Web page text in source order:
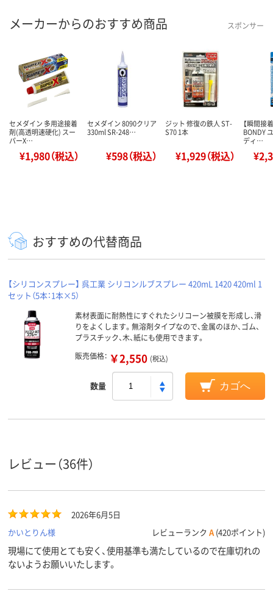
メーカーからのおすすめ商品 スポンサー
セメダイン 多用途接着
剤(高透明速硬化) スー
パーX…
¥1,980（税込）
セメダイン 8090クリア
330ml SR-248…
¥598（税込）
ジット 修復の鉄人 ST-
S70 1本
¥1,929（税込）
【瞬間接
BONDY
ディ…
おすすめの代替商品
【シリコンスプレー】 呉工業 シリコンルブスプレー 420mL 1420 420ml 1
セット（5本：1本×5）
素材表面に耐熱性にすぐれたシリコーン被膜を形成し、滑
りをよくします。無溶剤タイプなので、金属のほか、ゴム、
プラスチック、木、紙にも使用できます。
販売価格： ￥2,550 (税込)
数量 カゴへ
レビュー（36件）
2026年6月5日
かいとりん様
レビューランク A (420ポイント)
現場にて使用とても安く、使用基準も満たしているので在庫切れの
ないようお願いいたします。